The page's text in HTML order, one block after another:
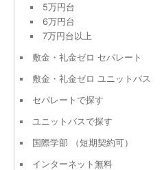
5万円台
6万円台
7万円台以上
敷金・礼金ゼロ セパレート
敷金・礼金ゼロ ユニットバス
セパレートで探す
ユニットバスで探す
国際学部 （短期契約可）
インターネット無料